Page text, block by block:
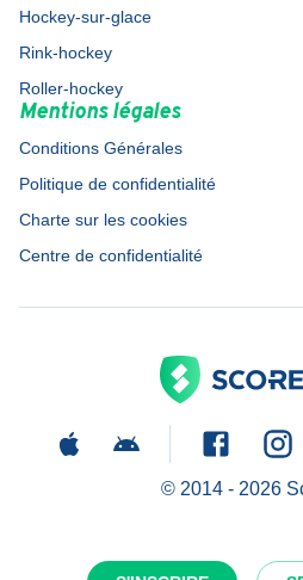
Hockey-sur-glace
Rink-hockey
Roller-hockey
Mentions légales
Conditions Générales
Politique de confidentialité
Charte sur les cookies
Centre de confidentialité
© 2014 - 2026